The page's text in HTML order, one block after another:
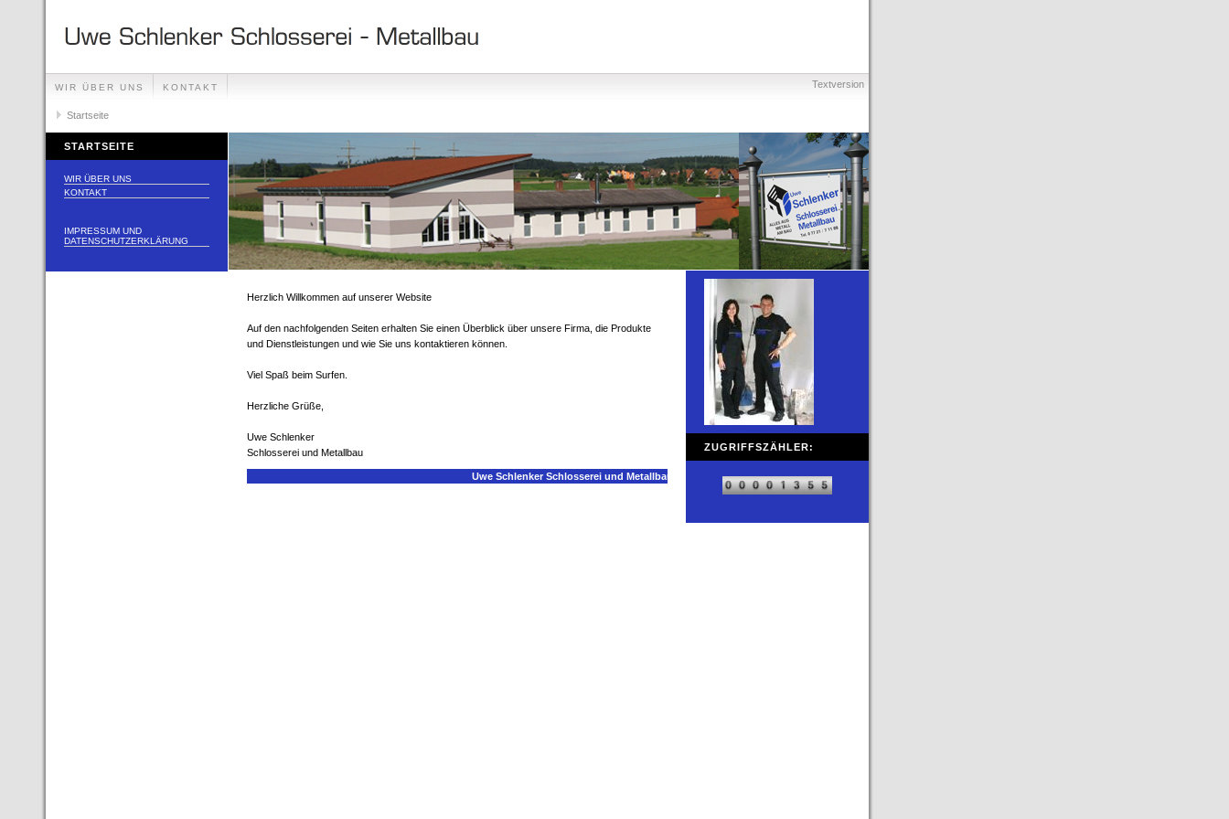
Textversion
WIR ÜBER UNS KONTAKT
Startseite
STARTSEITE
WIR ÜBER UNS
KONTAKT
IMPRESSUM UND
DATENSCHUTZERKLÄRUNG
Herzlich Willkommen auf unserer Website
Auf den nachfolgenden Seiten erhalten Sie einen Überblick über unsere Firma, die Produkte
und Dienstleistungen und wie Sie uns kontaktieren können.
Viel Spaß beim Surfen.
Herzliche Grüße,
Uwe Schlenker
Schlosserei und Metallbau
ZUGRIFFSZÄHLER: